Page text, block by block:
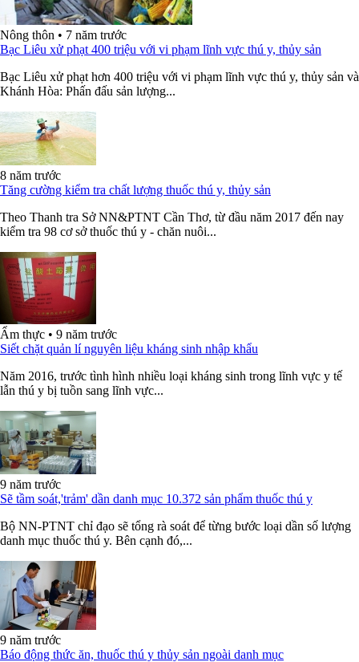
Nông thôn • 7 năm trước
Bạc Liêu xử phạt 400 triệu với vi phạm lĩnh vực thú y, thủy sản
Bạc Liêu xử phạt hơn 400 triệu với vi phạm lĩnh vực thú y, thủy sản và
Khánh Hòa: Phấn đấu sản lượng...
8 năm trước
Tăng cường kiểm tra chất lượng thuốc thú y, thủy sản
Theo Thanh tra Sở NN&PTNT Cần Thơ, từ đầu năm 2017 đến nay
kiểm tra 98 cơ sở thuốc thú y - chăn nuôi...
Ẩm thực • 9 năm trước
Siết chặt quản lí nguyên liệu kháng sinh nhập khẩu
Năm 2016, trước tình hình nhiều loại kháng sinh trong lĩnh vực y tế
lẫn thú y bị tuồn sang lĩnh vực...
9 năm trước
Sẽ tầm soát,'trảm' dần danh mục 10.372 sản phẩm thuốc thú y
Bộ NN-PTNT chỉ đạo sẽ tổng rà soát để từng bước loại dần số lượng
danh mục thuốc thú y. Bên cạnh đó,...
9 năm trước
Báo động thức ăn, thuốc thú y thủy sản ngoài danh mục